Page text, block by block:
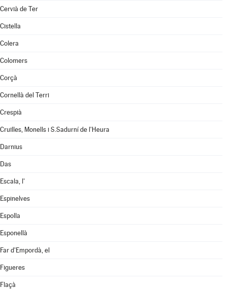
Cervià de Ter
Cistella
Colera
Colomers
Corçà
Cornellà del Terri
Crespià
Cruïlles, Monells i S.Sadurní de l'Heura
Darnius
Das
Escala, l'
Espinelves
Espolla
Esponellà
Far d'Empordà, el
Figueres
Flaçà